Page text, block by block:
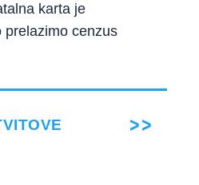
karta je
prelazimo cenzus